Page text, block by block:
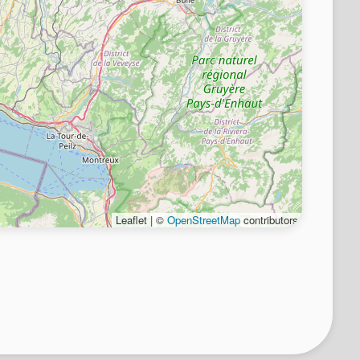
Leaflet | ©OpenStreetMap contributors